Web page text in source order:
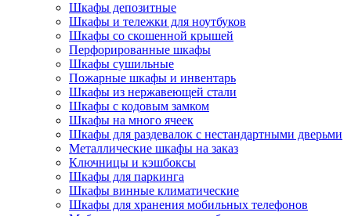
Шкафы депозитные
Шкафы и тележки для ноутбуков
Шкафы со скошенной крышей
Перфорированные шкафы
Шкафы сушильные
Пожарные шкафы и инвентарь
Шкафы из нержавеющей стали
Шкафы с кодовым замком
Шкафы на много ячеек
Шкафы для раздевалок с нестандартными дверьми
Металлические шкафы на заказ
Ключницы и кэшбоксы
Шкафы для паркинга
Шкафы винные климатические
Шкафы для хранения мобильных телефонов